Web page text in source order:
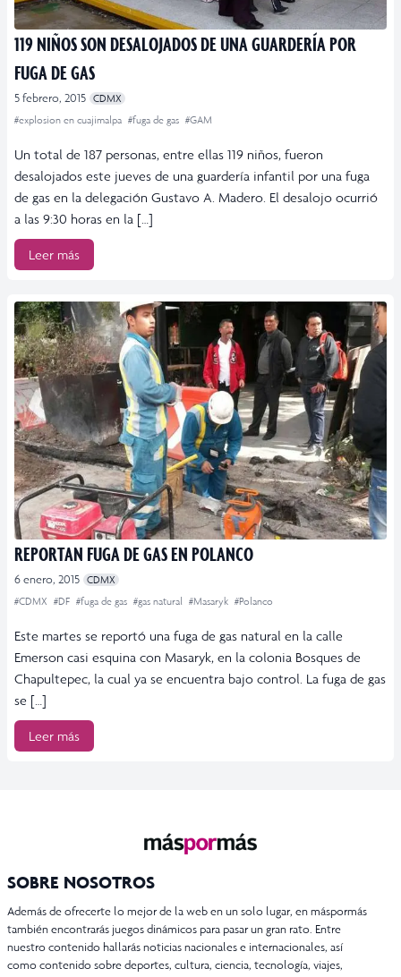
119 NIÑOS SON DESALOJADOS DE UNA GUARDERÍA POR
FUGA DE GAS
5 febrero, 2015 CDMX
#explosion en cuajimalpa #fuga de gas #GAM
Un total de 187 personas, entre ellas 119 niños, fueron
desalojados este jueves de una guardería infantil por una fuga
de gas en la delegación Gustavo A. Madero. El desalojo ocurrió
a las 9:30 horas en la […]
Leer más
REPORTAN FUGA DE GAS EN POLANCO
6 enero, 2015 CDMX
#CDMX #DF #fuga de gas #gas natural #Masaryk #Polanco
Este martes se reportó una fuga de gas natural en la calle
Emerson casi esquina con Masaryk, en la colonia Bosques de
Chapultepec, la cual ya se encuentra bajo control. La fuga de gas
se […]
Leer más
SOBRE NOSOTROS
Además de ofrecerte lo mejor de la web en un solo lugar, en máspormás
también encontrarás juegos dinámicos para pasar un gran rato. Entre
nuestro contenido hallarás noticias nacionales e internacionales, así
como contenido sobre deportes, cultura, ciencia, tecnología, viajes,